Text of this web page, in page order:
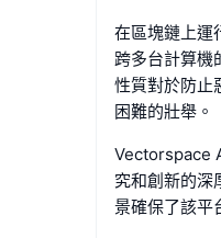
在區塊鏈上運
跨多台計算機
性質對於防止
困難的壯舉。
Vectorspace
究和創新的深
景確保了該平